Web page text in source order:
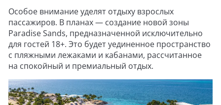
Особое внимание уделят отдыху взрослых
пассажиров. В планах — создание новой зоны
Paradise Sands, предназначенной исключительно
для гостей 18+. Это будет уединенное пространство
с пляжными лежаками и кабанами, рассчитанное
на спокойный и премиальный отдых.